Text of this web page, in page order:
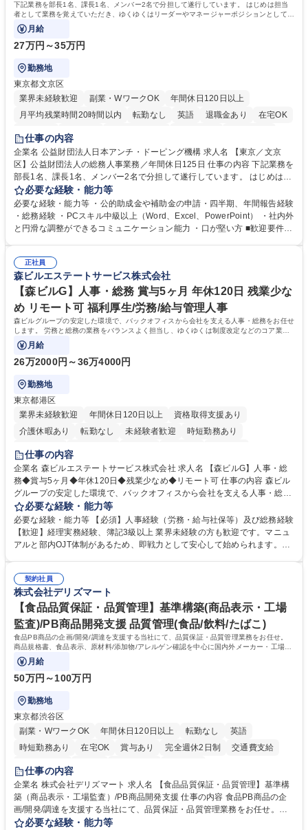
下記業務を部長1名、課長1名、メンバー2名で分担して遂行しています。 はじめは担当
者として業務を覚えていただき、ゆくゆくはリーダーやマネージャーポジションとして活
躍いただくことを期待しています。
月給
27万円～35万円
勤務地
東京都文京区
業界未経験歓迎
副業・WワークOK
年間休日120日以上
月平均残業時間20時間以内
転勤なし 英語 退職金あり
在宅OK
賞与あり
育休あり
食事補助あり
仕事の内容
企業名 公益財団法人日本アンチ・ドーピング機構 求人名 【東京／文京
区】公益財団法人の総務人事業務／年間休日125日 仕事の内容 下記業務を
部長1名、課長1名、メンバー2名で分担して遂行しています。 はじめは担
当者として業務を覚えていただき、ゆくゆくはリーダーやマネージャーポ
ジションとして活躍いただくことを期待しています。 【総務・人事グルー
プの業務内容】 ・人事制度関連 ・採用活動 ・教育研修の企画、実行 ・勤
怠管理 ・官公庁への各種提出 ・法定の会議運営（評議員会、理事会） ・
管理 ・福利厚生関連 ・職員からの問合せ、相談対応 ・その他日常の総務
業務全般 募集職種 【東京／文京区】公益財団法人の総務人事業務／年間
休日125日
必要な経験・能力等
必要な経験・能力等 ・公的助成金や補助金の申請・四半期、年間報告経験
・総務経験 ・PCスキル中級以上（Word、Excel、PowerPoint） ・社内外
と円滑な調整ができるコミュニケーション能力 ・口が堅い方 ■歓迎要件
正社員
森ビルエステートサービス株式会社
【森ビルG】人事・総務 賞与5ヶ月 年休120日 残業少な
め リモート可 福利厚生/労務/給与管理人事
森ビルグループの安定した環境で、バックオフィスから会社を支える人事・総務をお任せ
します。 労務と総務の業務をバランスよく担当し、ゆくゆくは制度改定などのコア業務
にも挑戦できる、やりがいある環境です。
月給
26万2000円～36万4000円
勤務地
東京都港区
業界未経験歓迎
年間休日120日以上
資格取得支援あり
介護休暇あり
転勤なし 未経験者歓迎
時短勤務あり
経験者歓迎
完全週休2日制
交通費支給 長期歓迎 駅近5分以内 土日祝休み
仕事の内容
企業名 森ビルエステートサービス株式会社 求人名 【森ビルG】人事・総
務◆賞与5ヶ月◆年休120日◆残業少なめ◆リモート可 仕事の内容 森ビル
グループの安定した環境で、バックオフィスから会社を支える人事・総務
をお任せします。 労務と総務の業務をバランスよく担当し、ゆくゆくは制
度改定などのコア業務にも挑戦できる、やりがいある環境です。 ■勤怠管
理、給与計算、社会保険手続き、年末調整等の労務管理全般 ■入退社手続
き、社内規定の改定や人事制度改定などのコア業務 ■社内イベントの企画
でも質問・相談できる環境が整っているため、安心して成長できます。 募
集職種 【森ビルG】人事・総務◆賞与5ヶ月◆年休120日◆残業少なめ◆
リモート可
必要な経験・能力等
必要な経験・能力等 【必須】人事経験（労務・給与社保等）及び総務経験
【歓迎】経理実務経験、簿記3級以上 業界未経験の方も歓迎です。マニュ
アルと部内OJT体制があるため、即戦力として安心して始められます。
務に挑戦できるため、自身の成長と組織への貢献度をダイレクトに実感で
きます。 残業少なめ、週1日リモート可など、ワークライフバランスを保
ち長期活躍できる環境です。 「これまでの幅広い経験を活かし、長期的な
キャリアを築きたい」という前向きな意欲と挑戦を全力で応援します。 学
歴・資格 学歴：大学院 大学 高専 短大 専修学校 高校 語学力： 資格：日商
簿記検定1級 日商簿記検定2級 日商簿記検定3級
契約社員
株式会社デリズマート
【食品品質保証・品質管理】基準構築(商品表示・工場
監査)/PB商品開発支援 品質管理(食品/飲料/たばこ)
食品PB商品の企画/開発/調達を支援する当社にて、品質保証・品質管理業務をお任せ。
商品規格書、食品表示、原材料/添加物/アレルゲン確認を中心に国内外メーカー・工場の
品質基準整備から発売後対応まで担います。
月給
50万円～100万円
勤務地
東京都渋谷区
副業・WワークOK
年間休日120日以上 転勤なし
英語
時短勤務あり
在宅OK 賞与あり 完全週休2日制
交通費支給
駅近5分以内
仕事の内容
企業名 株式会社デリズマート 求人名 【食品品質保証・品質管理】基準構
築（商品表示・工場監査）/PB商品開発支援 仕事の内容 食品PB商品の企
画/開発/調達を支援する当社にて、品質保証・品質管理業務をお任せ。商
品規格書、食品表示、原材料/添加物/アレルゲン確認を中心に国内外メー
必要な経験・能力等